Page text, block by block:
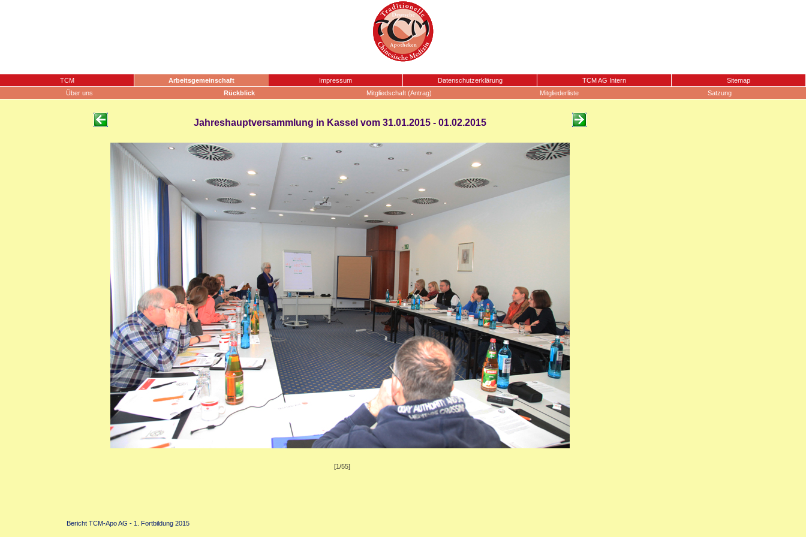
TCM Arbeitsgemeinschaft Impressum Datenschutzerklärung TCM AG Intern
Sitemap
Über uns
Rückblick Mitgliedschaft (Antrag) Mitgliederliste Satzung
Jahreshauptversammlung in Kassel vom 31.01.2015 - 01.02.2015
[1/55]
Bericht TCM-Apo AG - 1. Fortbildung 2015